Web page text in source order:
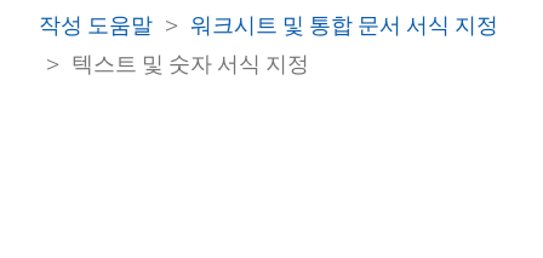
작성 도움말
워크시트 및 통합 문서 서식 지정
텍스트 및 숫자 서식 지정